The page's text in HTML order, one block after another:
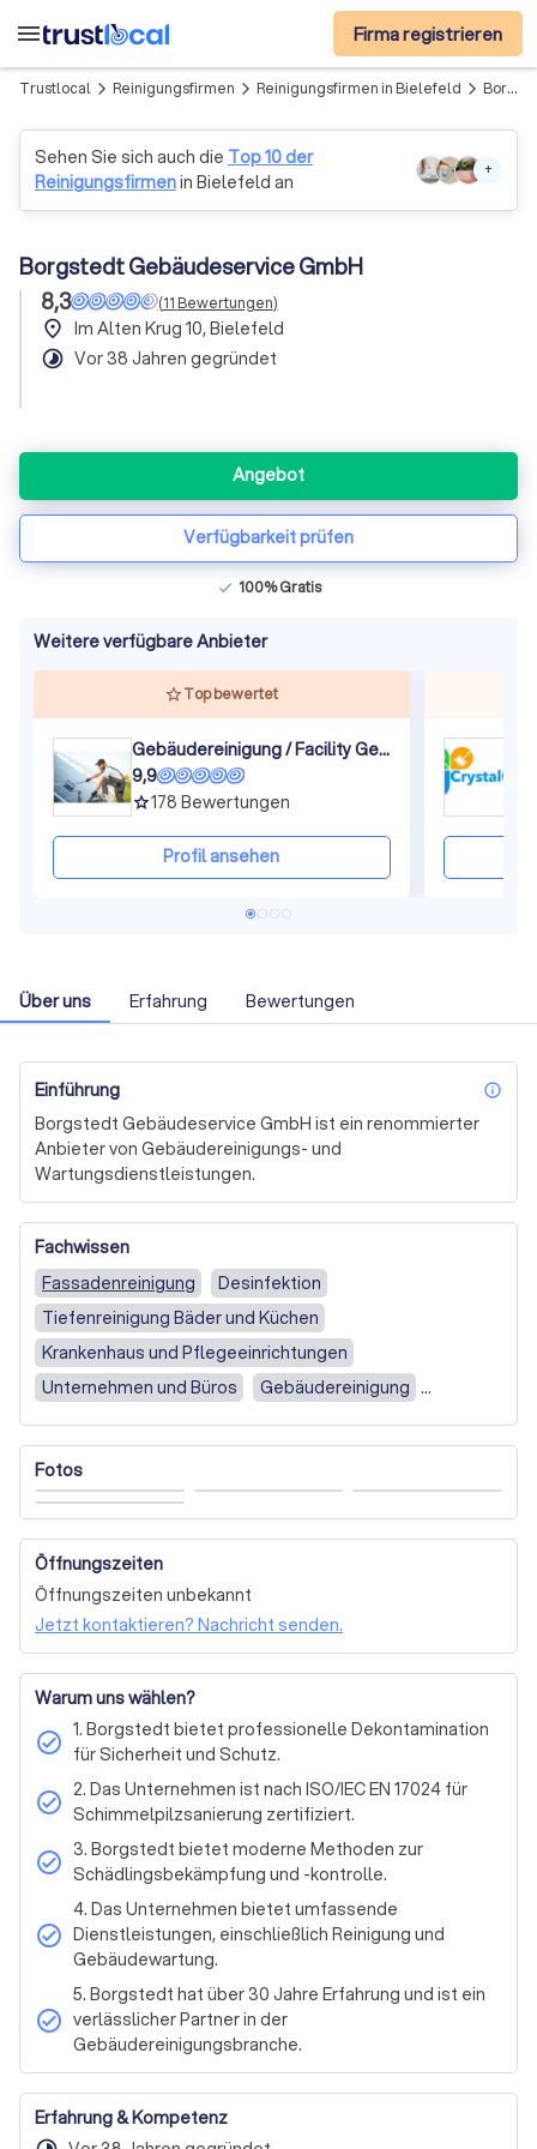
menu Firma registrieren
Trustlocal arrow_forward_ios Reinigungsfirmen arrow_forward_ios Reinigungsfirmen in Bielefeld arrow_forward_ios Borgstedt Gebäudeservice GmbH
Sehen Sie sich auch die Top 10 der
Reinigungsfirmenin Bielefeld an
+
Borgstedt Gebäudeservice GmbH
8,3
(11Bewertungen)
place Im Alten Krug 10, Bielefeld
timelapse Vor 38 Jahren gegründet
Angebot
Verfügbarkeit prüfen
check 100% Gratis
Weitere verfügbare Anbieter
Top bewertet
Gebäudereinigung / Facility Germany Gmbh
9,9
grade178 Bewertungen
Profil ansehen
Über uns Erfahrung Bewertungen
Einführung
Borgstedt Gebäudeservice GmbH ist ein renommierter
Anbieter von Gebäudereinigungs- und
Wartungsdienstleistungen.
Fachwissen
Fassadenreinigung
Desinfektion
Tiefenreinigung Bäder und Küchen
Krankenhaus und Pflegeeinrichtungen
Unternehmen und Büros
Gebäudereinigung
Fensterputzer
Privatperson
Regelmäßige Reinigung
Polsterreinigung
Allgemeine Reinigung
Bau-, Gebäude- und Endreinigung
Tiefenreinigung / Desinfektion, Entkeimung
Andere Reinigungsarten
Fensterputzer & Glasreinigung
Solaranlagenreinigung
Gartenpflege
Reparaturen und Instandhaltung
Winterdienst
General cleaning
Facade cleaning
Deep cleaning / disinfection and sanitisation
Other types of cleaning
Window and glass cleaning
Solar panel cleaning
Upholstery cleaning
Commercial
Fotos
Öffnungszeiten
Öffnungszeiten unbekannt
Jetzt kontaktieren? Nachricht senden.
Warum uns wählen?
check_circle 1. Borgstedt bietet professionelle Dekontamination
für Sicherheit und Schutz.
check_circle 2. Das Unternehmen ist nach ISO/IEC EN 17024 für
Schimmelpilzsanierung zertifiziert.
check_circle 3. Borgstedt bietet moderne Methoden zur
Schädlingsbekämpfung und -kontrolle.
check_circle
4. Das Unternehmen bietet umfassende
Dienstleistungen, einschließlich Reinigung und
Gebäudewartung.
check_circle
5. Borgstedt hat über 30 Jahre Erfahrung und ist ein
verlässlicher Partner in der
Gebäudereinigungsbranche.
Erfahrung & Kompetenz